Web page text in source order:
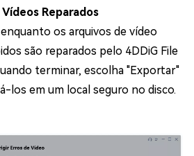
Vídeos Reparados
os arquivos de vídeo
são reparados pelo 4DDiG File
terminar, escolha "Exportar"
los em um local seguro no disco.